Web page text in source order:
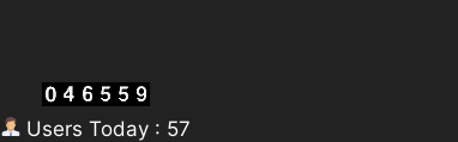
Users Today : 57